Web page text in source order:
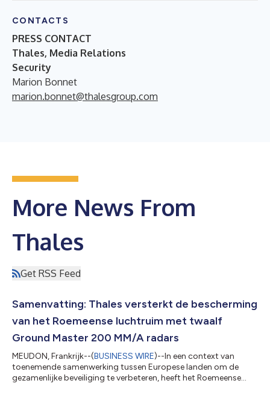
CONTACTS
PRESS CONTACT
Thales, Media Relations
Security
Marion Bonnet
marion.bonnet@thalesgroup.com
More News From
Thales
Get RSS Feed
Samenvatting: Thales versterkt de bescherming
van het Roemeense luchtruim met twaalf
Ground Master 200 MM/A radars
MEUDON, Frankrijk--(BUSINESS WIRE)--In een context van
toenemende samenwerking tussen Europese landen om de
gezamenlijke beveiliging te verbeteren, heeft het Roemeense